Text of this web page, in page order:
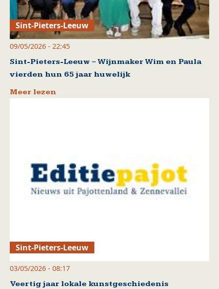
Sint-Pieters-Leeuw
09/05/2026 - 22:45
Sint-Pieters-Leeuw – Wijnmaker Wim en Paula
vierden hun 65 jaar huwelijk
Meer lezen
Sint-Pieters-Leeuw
03/05/2026 - 08:17
Veertig jaar lokale kunstgeschiedenis